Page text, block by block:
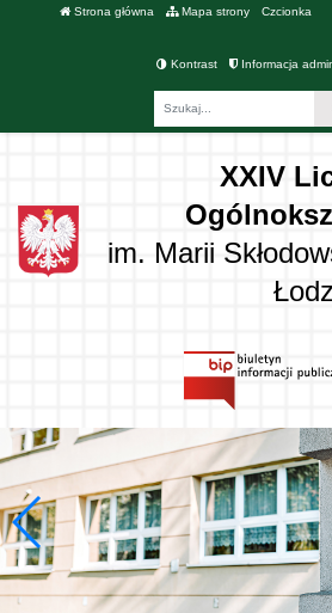
Strona główna Mapa strony Czcionka
Kontrast Informacja
XXIV
im. Marii